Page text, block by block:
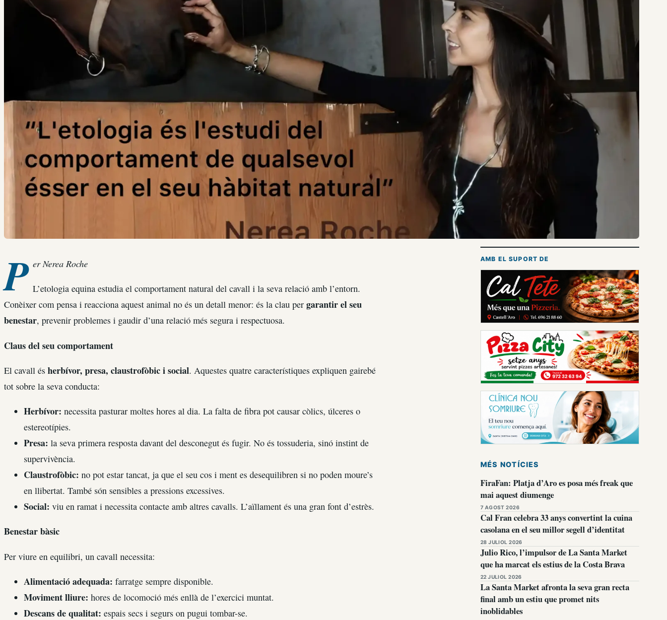
P er Nerea Roche
L’etologia equina estudia el comportament natural del cavall i la seva relació amb l’entorn.
Conèixer com pensa i reacciona aquest animal no és un detall menor: és la clau per garantir el seu
benestar, prevenir problemes i gaudir d’una relació més segura i respectuosa.
Claus del seu comportament
El cavall és herbívor, presa, claustrofòbic i social. Aquestes quatre característiques expliquen gairebé
tot sobre la seva conducta:
Herbívor: necessita pasturar moltes hores al dia. La falta de fibra pot causar còlics, úlceres o
estereotípies.
Presa: la seva primera resposta davant del desconegut és fugir. No és tossuderia, sinó instint de
supervivència.
Claustrofòbic: no pot estar tancat, ja que el seu cos i ment es desequilibren si no poden moure’s
en llibertat. També són sensibles a pressions excessives.
Social: viu en ramat i necessita contacte amb altres cavalls. L’aïllament és una gran font d’estrès.
Benestar bàsic
Per viure en equilibri, un cavall necessita:
Alimentació adequada: farratge sempre disponible.
Moviment lliure: hores de locomoció més enllà de l’exercici muntat.
Descans de qualitat: espais secs i segurs on pugui tombar-se.
AMB EL SUPORT DE
MÉS NOTÍCIES
FiraFan: Platja d’Aro es posa més freak que
mai aquest diumenge
7 AGOST 2026
Cal Fran celebra 33 anys convertint la cuina
casolana en el seu millor segell d’identitat
28 JULIOL 2026
Julio Rico, l’impulsor de La Santa Market
que ha marcat els estius de la Costa Brava
22 JULIOL 2026
La Santa Market afronta la seva gran recta
final amb un estiu que promet nits
inoblidables